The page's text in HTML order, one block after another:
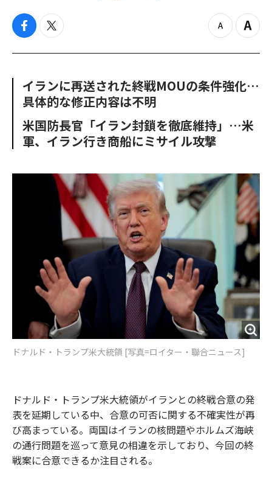
f
c
o
o
k
t
i
e
r
z
o
u
Z
o
n
イランに再送された終戦MOUの条件強化…
具体的な修正内容は不明
米国防長官「イラン封鎖を徹底維持」…米
軍、イラン行き商船にミサイル攻撃
ドナルド・トランプ米大統領 [写真=ロイター・聯合ニュース]
ドナルド・トランプ米大統領がイランとの終戦合意の発
表を延期している中、合意の可否に関する不確実性が再
び高まっている。両国はイランの核問題やホルムズ海峡
の通行問題を巡って意見の相違を示しており、今回の終
戦案に合意できるか注目される。